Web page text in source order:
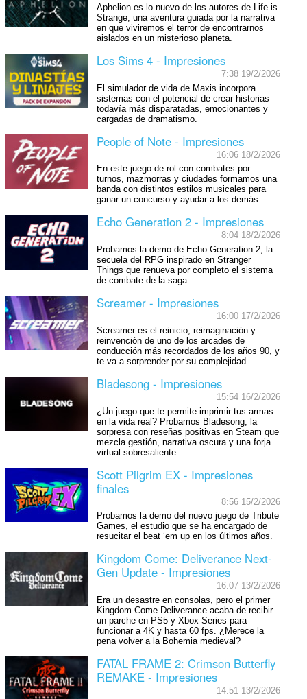
Aphelion es lo nuevo de los autores de Life is
Strange, una aventura guiada por la narrativa
en que viviremos el terror de encontrarnos
aislados en un misterioso planeta.
Los Sims 4 - Impresiones
7:38 19/2/2026
El simulador de vida de Maxis incorpora
sistemas con el potencial de crear historias
todavía más disparatadas, emocionantes y
cargadas de dramatismo.
People of Note - Impresiones
16:06 18/2/2026
En este juego de rol con combates por
turnos, mazmorras y ciudades formamos una
banda con distintos estilos musicales para
ganar un concurso y ayudar a los demás.
Echo Generation 2 - Impresiones
8:04 18/2/2026
Probamos la demo de Echo Generation 2, la
secuela del RPG inspirado en Stranger
Things que renueva por completo el sistema
de combate de la saga.
Screamer - Impresiones
16:00 17/2/2026
Screamer es el reinicio, reimaginación y
reinvención de uno de los arcades de
conducción más recordados de los años 90, y
te va a sorprender por su complejidad.
Bladesong - Impresiones
15:54 16/2/2026
¿Un juego que te permite imprimir tus armas
en la vida real? Probamos Bladesong, la
sorpresa con reseñas positivas en Steam que
mezcla gestión, narrativa oscura y una forja
virtual sobresaliente.
Scott Pilgrim EX - Impresiones
finales
8:56 15/2/2026
Probamos la demo del nuevo juego de Tribute
Games, el estudio que se ha encargado de
resucitar el beat ‘em up en los últimos años.
Kingdom Come: Deliverance Next-
Gen Update - Impresiones
16:07 13/2/2026
Era un desastre en consolas, pero el primer
Kingdom Come Deliverance acaba de recibir
un parche en PS5 y Xbox Series para
funcionar a 4K y hasta 60 fps. ¿Merece la
pena volver a la Bohemia medieval?
FATAL FRAME 2: Crimson Butterfly
REMAKE - Impresiones
14:51 13/2/2026